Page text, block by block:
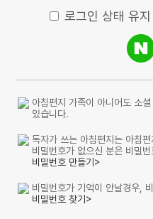
로그인 상태 유지
아침편지 가족이 아니어도 소
있습니다.
독자가 쓰는 아침편지는 아침
비밀번호가 없으신 분은 비밀
비밀번호 만들기>
비밀번호가 기억이 안날경우,
비밀번호 찾기>